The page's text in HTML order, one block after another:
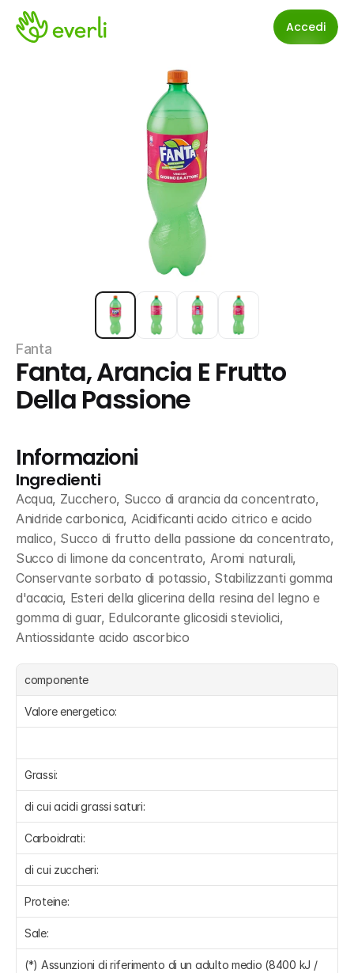
Accedi
Fanta
Fanta, Arancia E Frutto
Della Passione
Informazioni
Ingredienti
Acqua, Zucchero, Succo di arancia da concentrato,
Anidride carbonica, Acidificanti acido citrico e acido
malico, Succo di frutto della passione da concentrato,
Succo di limone da concentrato, Aromi naturali,
Conservante sorbato di potassio, Stabilizzanti gomma
d'acacia, Esteri della glicerina della resina del legno e
gomma di guar, Edulcorante glicosidi steviolici,
Antiossidante acido ascorbico
componente
Valore energetico:
Grassi:
di cui acidi grassi saturi:
Carboidrati:
di cui zuccheri:
Proteine:
Sale:
(*) Assunzioni di riferimento di un adulto medio (8400 kJ /